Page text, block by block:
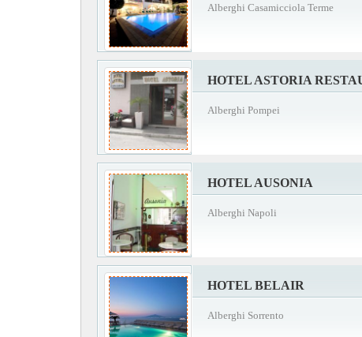
Alberghi Casamicciola Terme
HOTEL ASTORIA
Alberghi Pompei
HOTEL AUSONIA
Alberghi Napoli
HOTEL BELAIR
Alberghi Sorrento